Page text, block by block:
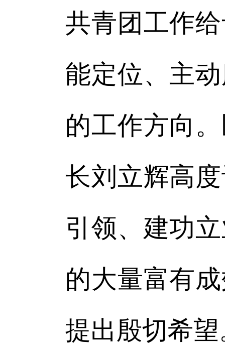
共青团工作
能定位、主
的工作方向
长刘立辉高
引领、建功
的大量富有
提出殷切希望